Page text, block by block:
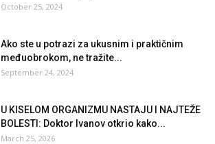
October 25, 2024
Ako ste u potrazi za ukusnim i praktičnim
međuobrokom, ne tražite...
September 24, 2024
U KISELOM ORGANIZMU NASTAJU I NAJTEŽE
BOLESTI: Doktor Ivanov otkrio kako...
March 25, 2026